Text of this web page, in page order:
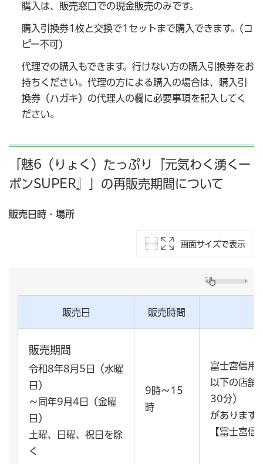
購入は、販売窓口での現金販売のみです。
購入引換券1枚と交換で1セットまで購入できます。(コ
ピー不可)
代理での購入もできます。行けない方の購入引換券をお
持ちください。代理の方による購入の場合は、購入引
換券（ハガキ）の代理人の欄に必要事項を記入してく
ださい。
「魅6（りょく）たっぷり『元気わく湧くー
ポンSUPER』」の再販売期間について
販売日時・場所
画面サイズで表示
販売日 販売時間
販売期間
令和8年8月5日（水曜
日）
～同年9月4日（金曜
日）
土曜、日曜、祝日を除
く
9時～15
時
富士宮信用
以下の店
30分）
があります
【富士宮信